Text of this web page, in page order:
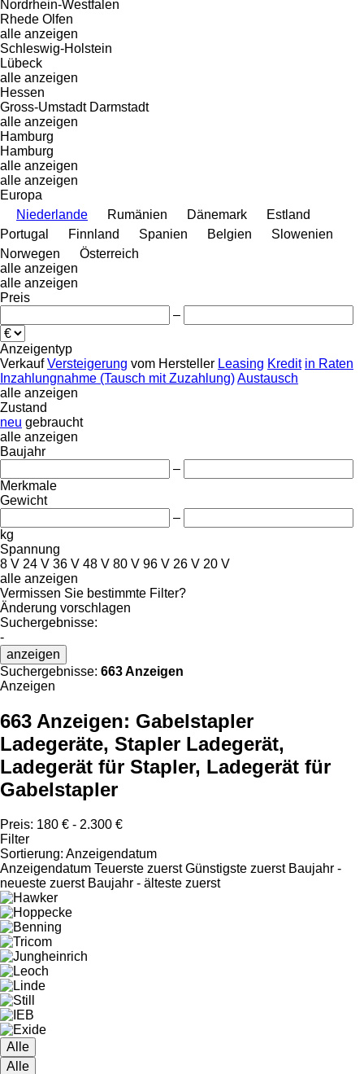
Nordrhein-Westfalen
Rhede Olfen
alle anzeigen
Schleswig-Holstein
Lübeck
alle anzeigen
Hessen
Gross-Umstadt Darmstadt
alle anzeigen
Hamburg
Hamburg
alle anzeigen
alle anzeigen
Europa
Niederlande
Rumänien Dänemark
Estland
Portugal
Finnland Spanien Belgien
Slowenien
Norwegen
Österreich
alle anzeigen
alle anzeigen
Preis
–
Anzeigentyp
Verkauf Versteigerung vom Hersteller Leasing Kredit in Raten
Inzahlungnahme (Tausch mit Zuzahlung)Austausch
alle anzeigen
Zustand
neu gebraucht
alle anzeigen
Baujahr
–
Merkmale
Gewicht
–
kg
Spannung
8 V 24 V 36 V 48 V 80 V 96 V 26 V 20 V
alle anzeigen
Vermissen Sie bestimmte Filter?
Änderung vorschlagen
Suchergebnisse:
-
anzeigen
Suchergebnisse: 663 Anzeigen
Anzeigen
663 Anzeigen: Gabelstapler
Ladegeräte, Stapler Ladegerät,
Ladegerät für Stapler, Ladegerät für
Gabelstapler
Preis: 180 € - 2.300 €
Filter
Sortierung: Anzeigendatum
Anzeigendatum Teuerste zuerst Günstigste zuerst Baujahr -
neueste zuerst Baujahr - älteste zuerst
Alle
Alle